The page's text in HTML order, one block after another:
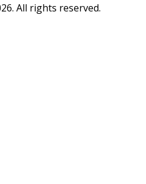
All rights reserved.